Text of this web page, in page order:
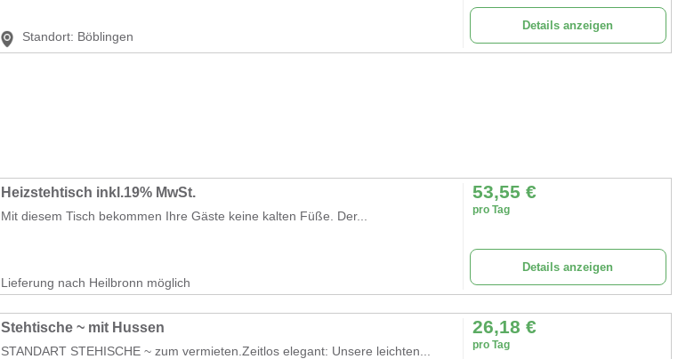
Standort: Böblingen
Details anzeigen
Heizstehtisch inkl.19% MwSt.
Mit diesem Tisch bekommen Ihre Gäste keine kalten Füße. Der...
Lieferung nach Heilbronn möglich
53,55 €
pro Tag
Details anzeigen
Stehtische ~ mit Hussen
STANDART STEHISCHE ~ zum vermieten.Zeitlos elegant: Unsere leichten...
26,18 €
pro Tag